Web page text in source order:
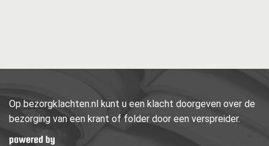
Op bezorgklachten.nl kunt u een klacht doorgeven over de
bezorging van een krant of folder door een verspreider.